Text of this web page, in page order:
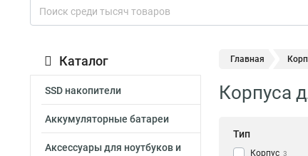
Каталог
SSD накопители
Аккумуляторные батареи
Аксессуары для ноутбуков и
Главная
Корпуса
Тип
Корпус 3